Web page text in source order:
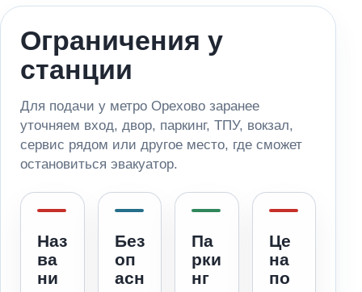
Ограничения у
станции
Для подачи у метро Орехово заранее
уточняем вход, двор, паркинг, ТПУ, вокзал,
сервис рядом или другое место, где сможет
остановиться эвакуатор.
Наз
ва
ни
Без
оп
асн
Па
рки
нг
Це
на
по